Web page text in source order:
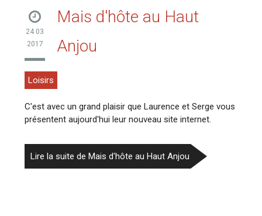
24 03
2017
Mais d'hôte au Haut
Anjou
Loisirs
C'est avec un grand plaisir que Laurence et Serge vous
présentent aujourd'hui leur nouveau site internet.
Lire la suite de Mais d'hôte au Haut Anjou